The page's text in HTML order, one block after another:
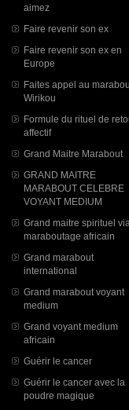
aimez
Faire revenir son ex
Faire revenir son ex en
Europe
Faites appel au
Wirikou
Formule du rituel de
affectif
Grand Maitre Marabout
GRAND MAITRE
MARABOUT CELEBRE
VOYANT MEDIUM
Grand maitre spirituel
maraboutage africain
Grand marabout
international
Grand marabout voyant
medium
Grand voyant medium
africain
Guérir le cancer
Guérir le cancer avec la
poudre magique